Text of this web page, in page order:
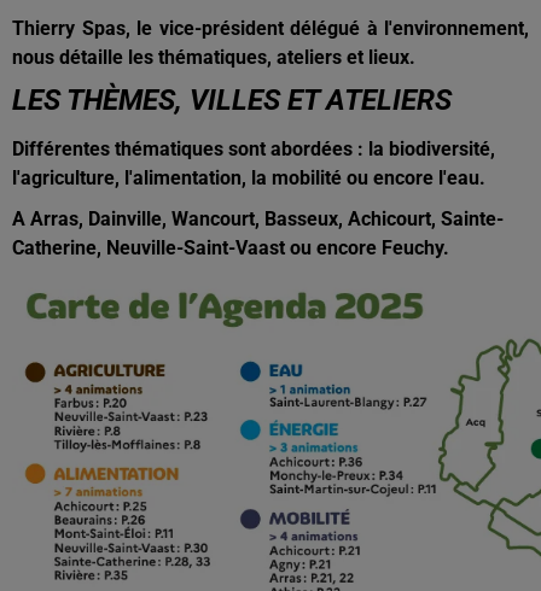
Thierry Spas, le vice-président délégué à l'environnement,
nous détaille les thématiques, ateliers et lieux.
LES THÈMES, VILLES ET ATELIERS
Différentes thématiques sont abordées : la biodiversité,
l'agriculture, l'alimentation, la mobilité ou encore l'eau.
A Arras, Dainville, Wancourt, Basseux, Achicourt, Sainte-
Catherine, Neuville-Saint-Vaast ou encore Feuchy.